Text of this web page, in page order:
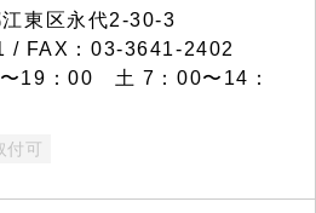
東区永代2-30-3
/ FAX：03-3641-2402
19：00 土 7：00〜14：
付可